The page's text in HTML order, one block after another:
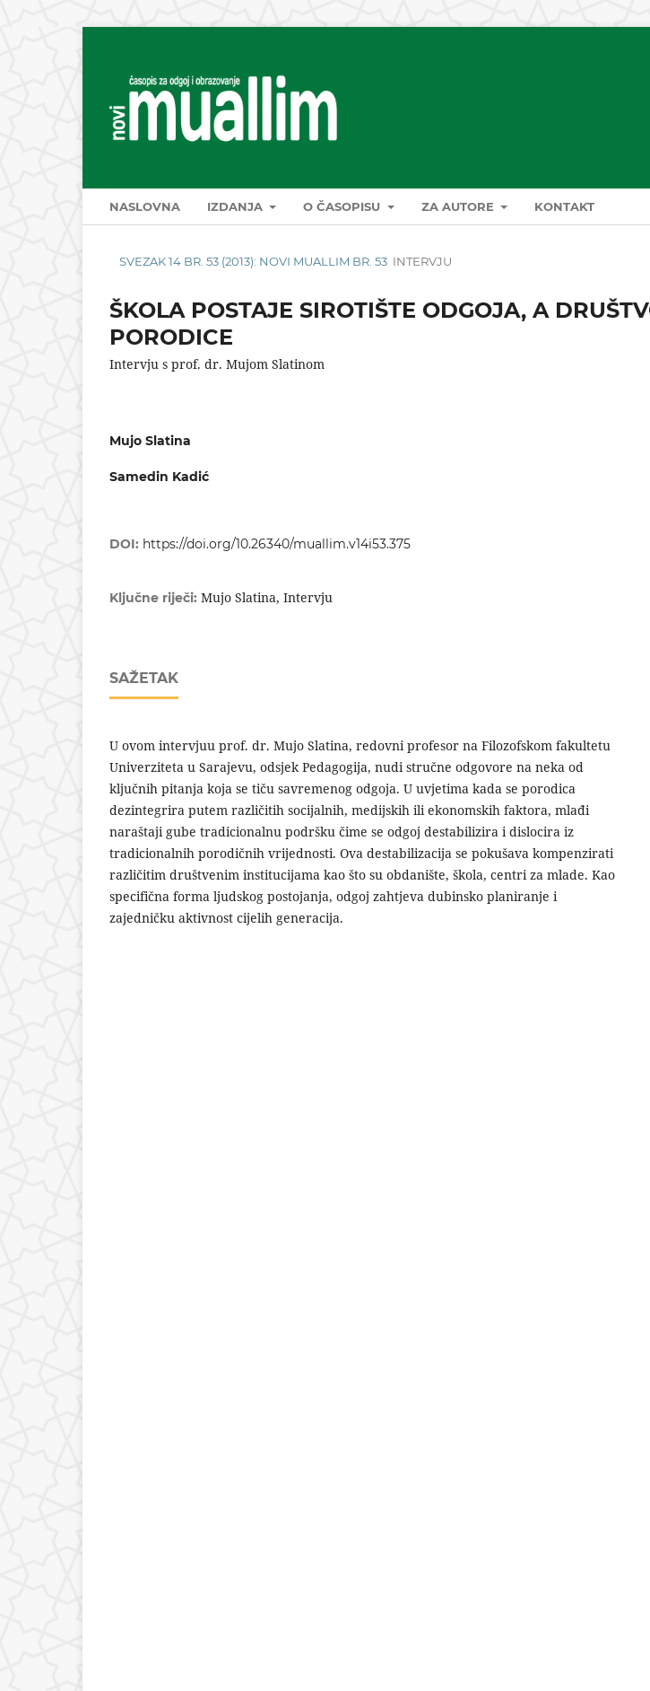
NASLOVNA IZDANJA O ČASOPISU ZA AUTORE KONTAKT
SVEZAK 14 BR. 53 (2013): NOVI MUALLIM BR. 53 INTERVJU
ŠKOLA POSTAJE SIROTIŠTE ODGOJA, A
PORODICE
Intervju s prof. dr. Mujom Slatinom
Mujo Slatina
Samedin Kadić
DOI: https://doi.org/10.26340/muallim.v14i53.375
Ključne riječi: Mujo Slatina, Intervju
SAŽETAK
U ovom intervjuu prof. dr. Mujo Slatina, redovni profesor na Filozofskom fakultetu
Univerziteta u Sarajevu, odsjek Pedagogija, nudi stručne odgovore na neka od
ključnih pitanja koja se tiču savremenog odgoja. U uvjetima kada se porodica
dezintegrira putem različitih socijalnih, medijskih ili ekonomskih faktora, mlađi
naraštaji gube tradicionalnu podršku čime se odgoj destabilizira i dislocira iz
tradicionalnih porodičnih vrijednosti. Ova destabilizacija se pokušava kompenzirati
različitim društvenim institucijama kao što su obdanište, škola, centri za mlade. Kao
specifična forma ljudskog postojanja, odgoj zahtjeva dubinsko planiranje i
zajedničku aktivnost cijelih generacija.